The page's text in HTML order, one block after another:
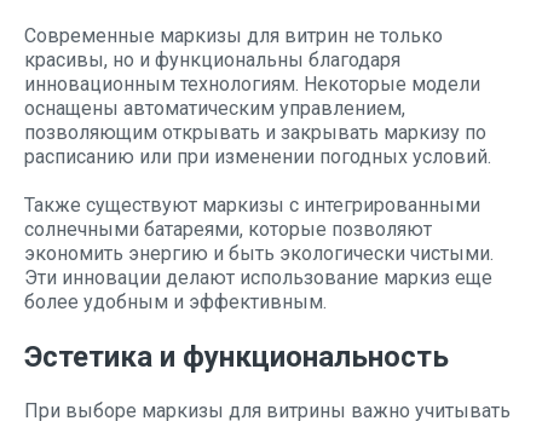
Современные маркизы для витрин не только
красивы, но и функциональны благодаря
инновационным технологиям. Некоторые модели
оснащены автоматическим управлением,
позволяющим открывать и закрывать маркизу по
расписанию или при изменении погодных условий.
Также существуют маркизы с интегрированными
солнечными батареями, которые позволяют
экономить энергию и быть экологически чистыми.
Эти инновации делают использование маркиз еще
более удобным и эффективным.
Эстетика и функциональность
При выборе маркизы для витрины важно учитывать